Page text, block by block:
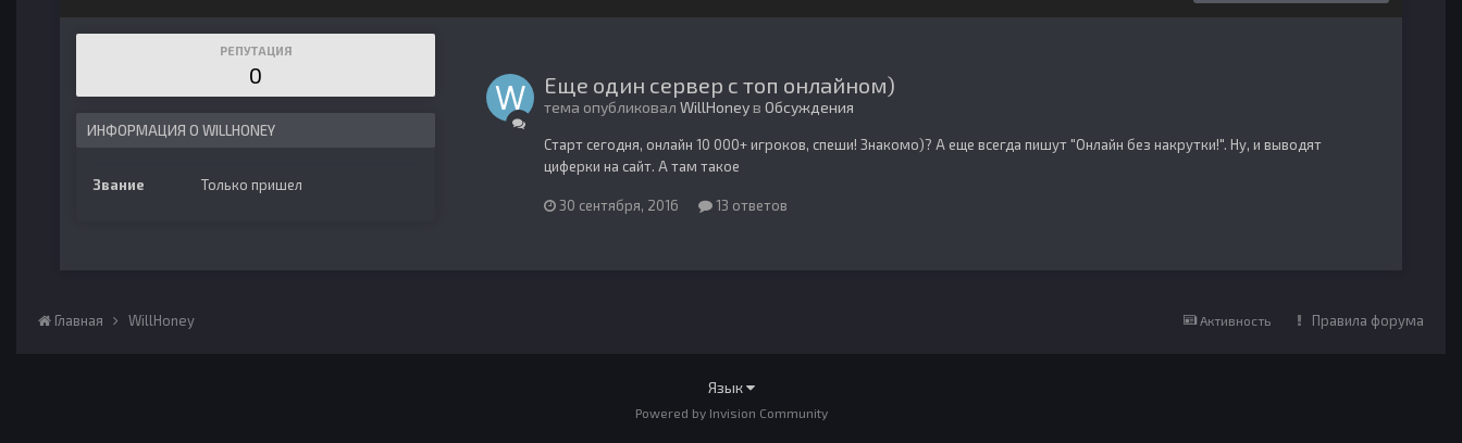
РЕПУТАЦИЯ
0
ИНФОРМАЦИЯ О WILLHONEY
Звание Только пришел
Еще один сервер с топ онлайном)
тема опубликовал WillHoneyв Обсуждения
Старт сегодня, онлайн 10 000+ игроков, спеши! Знакомо)? А еще всегда пишут "Онлайн без накрутки!". Ну, и выводят
циферки на сайт. А там такое
30 сентября, 2016 13 ответов
Активность Правила форума
Главная WillHoney
Язык
Powered by Invision Community